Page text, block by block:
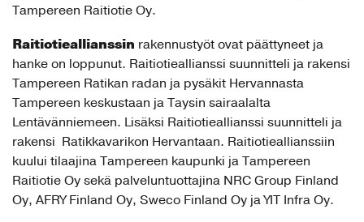
Tampereen Raitiotie Oy.
Raitiotieallianssin rakennustyöt ovat päättyneet ja
hanke on loppunut. Raitiotieallianssi suunnitteli ja rakensi
Tampereen Ratikan radan ja pysäkit Hervannasta
Tampereen keskustaan ja Taysin sairaalalta
Lentävänniemeen. Lisäksi Raitiotieallianssi suunnitteli ja
rakensi Ratikkavarikon Hervantaan. Raitiotieallianssiin
kuului tilaajina Tampereen kaupunki ja Tampereen
Raitiotie Oy sekä palveluntuottajina NRC Group Finland
Oy, AFRY Finland Oy, Sweco Finland Oy ja YIT Infra Oy.